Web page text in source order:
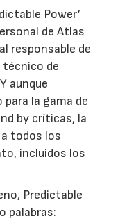
Power’
de Atlas
responsable de
de
aunque
la gama de
by críticas, la
todos los
incluidos los
Predictable
palabras: